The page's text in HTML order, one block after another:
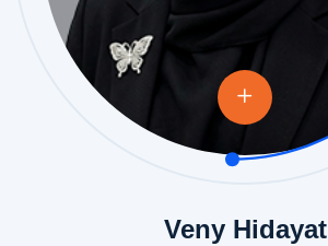
Veny Hidayat